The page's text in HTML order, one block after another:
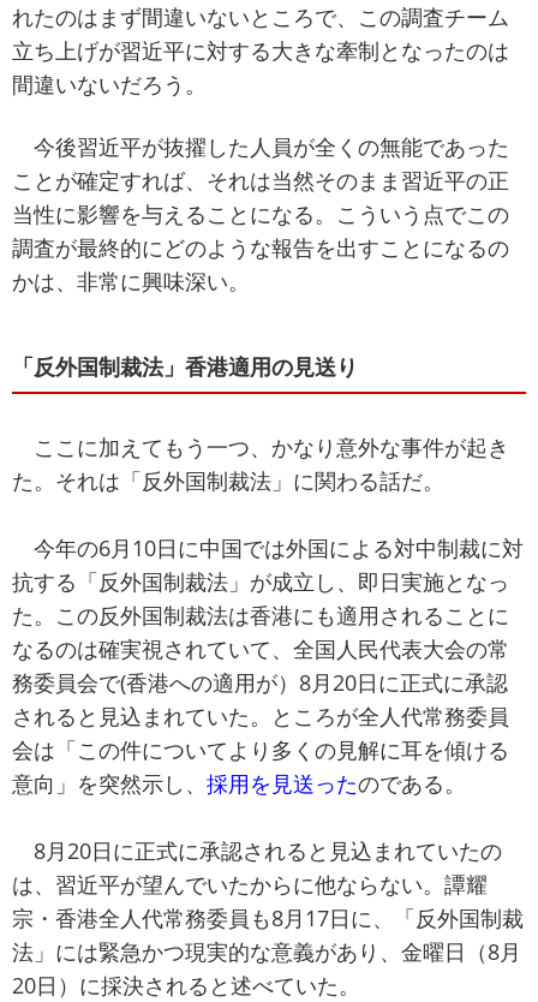
れたのはまず間違いないところで、この調査チーム
立ち上げが習近平に対する大きな牽制となったのは
間違いないだろう。
今後習近平が抜擢した人員が全くの無能であった
ことが確定すれば、それは当然そのまま習近平の正
当性に影響を与えることになる。こういう点でこの
調査が最終的にどのような報告を出すことになるの
かは、非常に興味深い。
「反外国制裁法」香港適用の見送り
ここに加えてもう一つ、かなり意外な事件が起き
た。それは「反外国制裁法」に関わる話だ。
今年の6月10日に中国では外国による対中制裁に対
抗する「反外国制裁法」が成立し、即日実施となっ
た。この反外国制裁法は香港にも適用されることに
なるのは確実視されていて、全国人民代表大会の常
務委員会で(香港への適用が）8月20日に正式に承認
されると見込まれていた。ところが全人代常務委員
会は「この件についてより多くの見解に耳を傾ける
意向」を突然示し、 採用を見送ったのである。
8月20日に正式に承認されると見込まれていたの
は、習近平が望んでいたからに他ならない。譚耀
宗・香港全人代常務委員も8月17日に、「反外国制裁
法」には緊急かつ現実的な意義があり、金曜日（8月
20日）に採決されると述べていた。